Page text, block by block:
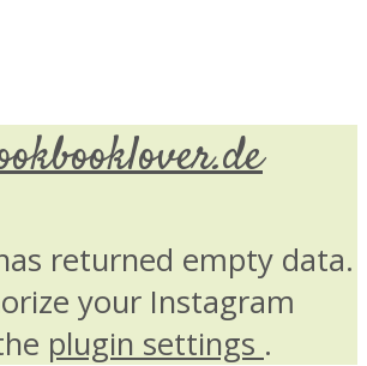
returned empty data.
your Instagram
plugin settings .